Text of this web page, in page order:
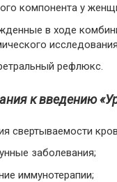
компонента у
в ходе
рефлюкс.
к введению
свертываемости
заболевания;
иммунотерапии;